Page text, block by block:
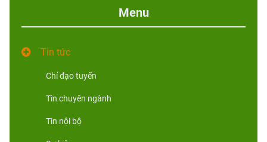
Menu
Tin tức
Chỉ đạo tuyến
Tin chuyên ngành
Tin nội bộ